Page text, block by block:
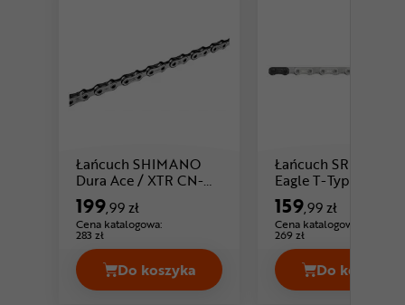
Łańcuch SHIMANO
Dura Ace / XTR CN-
M9100
199,99 zł
Cena katalogowa:
283 zł
Do koszyka
Łańcuch SHIMANO Dura Ace / XTR
Łańcuch SRAM GX
Eagle T-Type
159,99 zł
Cena katalogowa:
269 zł
Do koszyka